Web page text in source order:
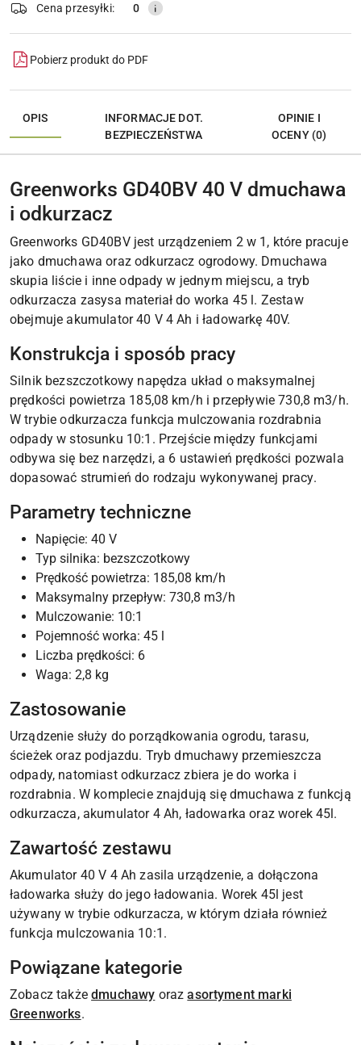
Cena przesyłki: 0
Pobierz produkt do PDF
OPIS
INFORMACJE DOT.
BEZPIECZEŃSTWA
OPINIE I
OCENY (0)
Greenworks GD40BV 40 V dmuchawa
i odkurzacz
Greenworks GD40BV jest urządzeniem 2 w 1, które pracuje
jako dmuchawa oraz odkurzacz ogrodowy. Dmuchawa
skupia liście i inne odpady w jednym miejscu, a tryb
odkurzacza zasysa materiał do worka 45 l. Zestaw
obejmuje akumulator 40 V 4 Ah i ładowarkę 40V.
Konstrukcja i sposób pracy
Silnik bezszczotkowy napędza układ o maksymalnej
prędkości powietrza 185,08 km/h i przepływie 730,8 m3/h.
W trybie odkurzacza funkcja mulczowania rozdrabnia
odpady w stosunku 10:1. Przejście między funkcjami
odbywa się bez narzędzi, a 6 ustawień prędkości pozwala
dopasować strumień do rodzaju wykonywanej pracy.
Parametry techniczne
Napięcie: 40 V
Typ silnika: bezszczotkowy
Prędkość powietrza: 185,08 km/h
Maksymalny przepływ: 730,8 m3/h
Mulczowanie: 10:1
Pojemność worka: 45 l
Liczba prędkości: 6
Waga: 2,8 kg
Zastosowanie
Urządzenie służy do porządkowania ogrodu, tarasu,
ścieżek oraz podjazdu. Tryb dmuchawy przemieszcza
odpady, natomiast odkurzacz zbiera je do worka i
rozdrabnia. W komplecie znajdują się dmuchawa z funkcją
odkurzacza, akumulator 4 Ah, ładowarka oraz worek 45l.
Zawartość zestawu
Akumulator 40 V 4 Ah zasila urządzenie, a dołączona
ładowarka służy do jego ładowania. Worek 45l jest
używany w trybie odkurzacza, w którym działa również
funkcja mulczowania 10:1.
Powiązane kategorie
Zobacz takżedmuchawy orazasortyment marki
Greenworks.